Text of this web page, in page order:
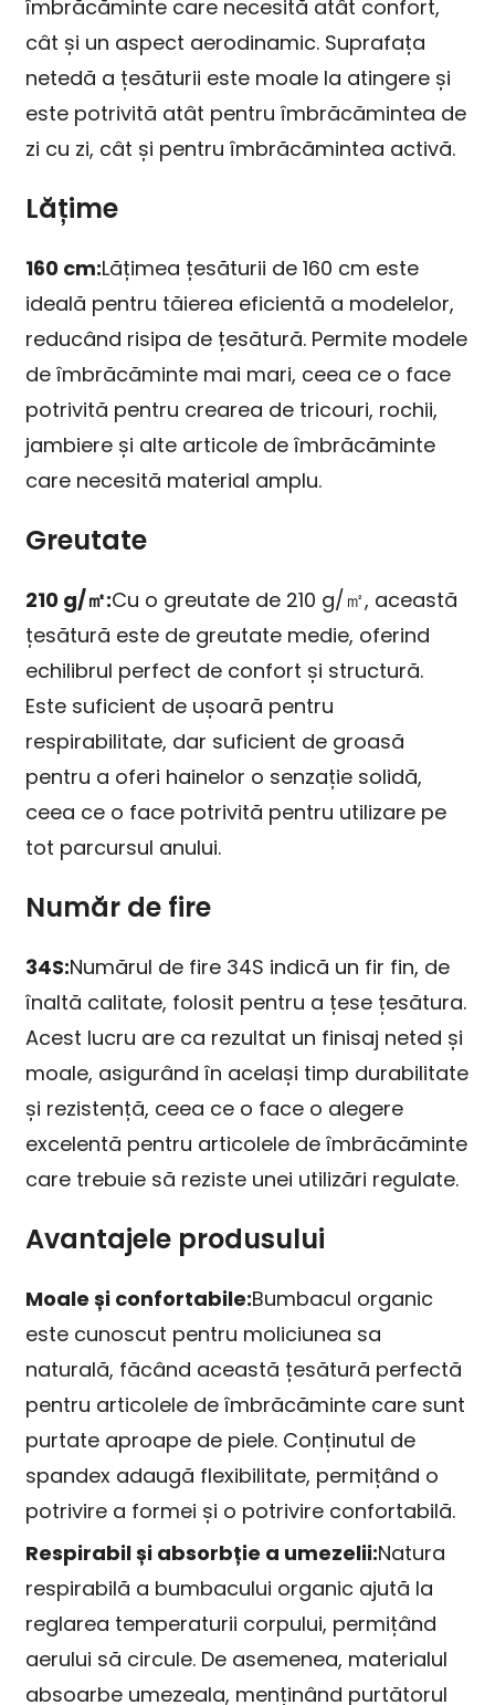
îmbrăcăminte care necesită atât confort,
cât și un aspect aerodinamic. Suprafața
netedă a țesăturii este moale la atingere și
este potrivită atât pentru îmbrăcămintea de
zi cu zi, cât și pentru îmbrăcămintea activă.
Lățime
160 cm:Lățimea țesăturii de 160 cm este
ideală pentru tăierea eficientă a modelelor,
reducând risipa de țesătură. Permite modele
de îmbrăcăminte mai mari, ceea ce o face
potrivită pentru crearea de tricouri, rochii,
jambiere și alte articole de îmbrăcăminte
care necesită material amplu.
Greutate
210 g/㎡:Cu o greutate de 210 g/㎡, această
țesătură este de greutate medie, oferind
echilibrul perfect de confort și structură.
Este suficient de ușoară pentru
respirabilitate, dar suficient de groasă
pentru a oferi hainelor o senzație solidă,
ceea ce o face potrivită pentru utilizare pe
tot parcursul anului.
Număr de fire
34S:Numărul de fire 34S indică un fir fin, de
înaltă calitate, folosit pentru a țese țesătura.
Acest lucru are ca rezultat un finisaj neted și
moale, asigurând în același timp durabilitate
și rezistență, ceea ce o face o alegere
excelentă pentru articolele de îmbrăcăminte
care trebuie să reziste unei utilizări regulate.
Avantajele produsului
Moale și confortabile:Bumbacul organic
este cunoscut pentru moliciunea sa
naturală, făcând această țesătură perfectă
pentru articolele de îmbrăcăminte care sunt
purtate aproape de piele. Conținutul de
spandex adaugă flexibilitate, permițând o
potrivire a formei și o potrivire confortabilă.
Respirabil și absorbție a umezelii:Natura
respirabilă a bumbacului organic ajută la
reglarea temperaturii corpului, permițând
aerului să circule. De asemenea, materialul
absoarbe umezeala, menținând purtătorul